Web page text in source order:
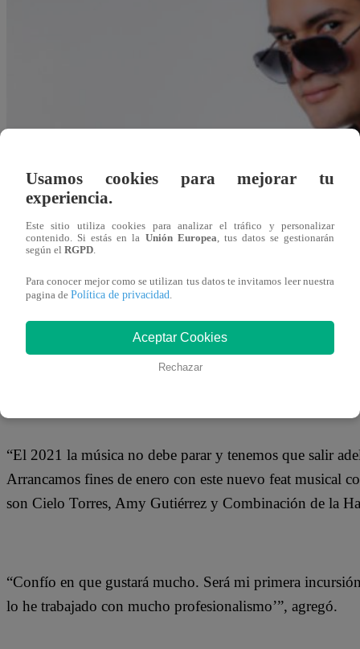
Redacción Latina
08 de enero 2021
Deyvis Orosco anunció que incursionará en el género
Combinación de la Habana.
“El 2021 la música no debe parar y tenemos que salir
Arrancamos fines de enero con este nuevo feat musical
son Cielo Torres, Amy Gutiérrez y Combinación de la
“Confío en que gustará mucho. Será mi primera
lo he trabajado con mucho profesionalismo’”, agregó.
Usamos cookies para mejorar tu
experiencia.
Este sitio utiliza cookies para analizar el tráfico y personalizar
contenido. Si estás en la Unión Europea , tus datos se gestionarán
según el RGPD
Para conocer mejor como se utilizan tus datos te invitamos leer nuestra
pagina de Política de privacidad
Aceptar Cookies
Rechazar